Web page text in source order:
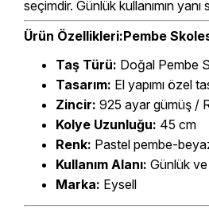
seçimdir. Günlük kullanımın
Ürün Özellikleri:Pembe
Taş Türü: Doğal Pembe
Tasarım: El yapımı özel
Zincir: 925 ayar gümüş /
Kolye Uzunluğu: 45 cm
Renk: Pastel pembe-
Kullanım Alanı: Günlük ve
Marka: Eysell